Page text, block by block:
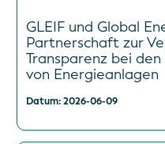
GLEIF und Global
Partnerschaft zur
Transparenz bei
von Energieanlagen
Datum: 2026-06-09